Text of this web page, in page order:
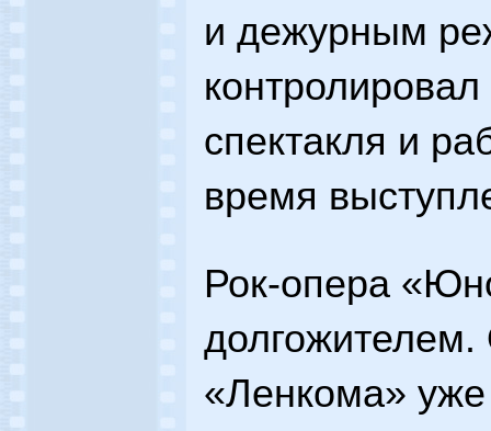
и дежурным
спектакля и
время
Рок-опера
«Ленкома» уже